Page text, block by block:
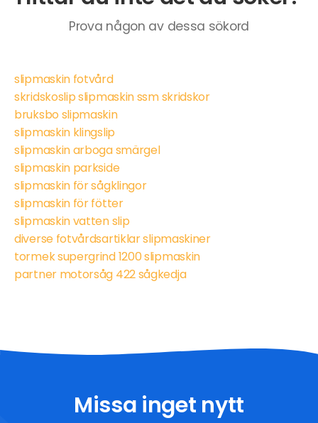
Prova någon av dessa sökord
slipmaskin fotvård
skridskoslip slipmaskin ssm skridskor
bruksbo slipmaskin
slipmaskin klingslip
slipmaskin arboga smärgel
slipmaskin parkside
slipmaskin för sågklingor
slipmaskin för fötter
slipmaskin vatten slip
diverse fotvårdsartiklar slipmaskiner
tormek supergrind 1200 slipmaskin
partner motorsåg 422 sågkedja
Missa inget nytt